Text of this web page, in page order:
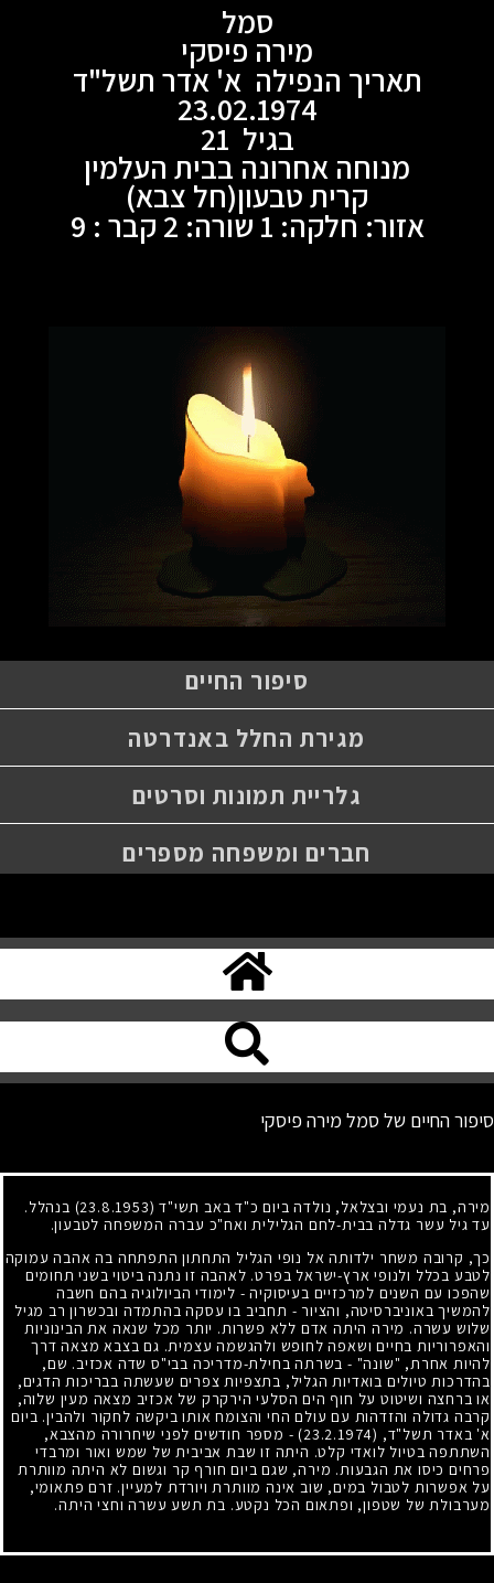
סמל
מירה פיסקי
תאריך הנפילה א' אדר תשל"ד
23.02.1974
בגיל 21
מנוחה אחרונה בבית העלמין
קרית טבעון(חל צבא)
אזור: חלקה: 1 שורה: 2 קבר : 9
סיפור החיים
מגירת החלל באנדרטה
גלריית תמונות וסרטים
חברים ומשפחה מספרים
סיפור החיים של סמל מירה פיסקי
מירה, בת נעמי ובצלאל, נולדה ביום כ"ד באב תשי"ד (23.8.1953)
בנהלל.
עד גיל עשר גדלה בבית-לחם הגלילית ואח"כ עברה המשפחה לטבעון.
כך, קרובה משחר ילדותה אל נופי הגליל התחתון התפתחה בה אהבה עמוקה
לטבע בכלל ולנופי ארץ-ישראל בפרט. לאהבה זו נתנה ביטוי בשני תחומים
שהפכו עם השנים למרכזיים בעיסוקיה - לימודי הביולוגיה בהם חשבה
להמשיך באוניברסיטה, והציור - תחביב בו עסקה בהתמדה ובכשרון רב מגיל
שלוש עשרה. מירה היתה אדם ללא פשרות. יותר מכל שנאה את הבינוניות
והאפרוריות בחיים ושאפה לחופש ולהגשמה עצמית. גם בצבא מצאה דרך
להיות אחרת, "שונה" - בשרתה בחילת-מדריכה בבי"ס שדה אכזיב. שם,
בהדרכות טיולים בואדיות הגליל, בתצפיות צפרים שעשתה בבריכות הדגים,
או ברחצה ושיטוט על חוף הים הסלעי הירקרק של אכזיב מצאה מעין שלוה,
קרבה גדולה והזדהות עם עולם החי והצומח אותו ביקשה לחקור ולהבין. ביום
א' באדר תשל"ד, (23.2.1974)
- מספר חודשים לפני שיחרורה מהצבא,
השתתפה בטיול לואדי קלט. היתה זו שבת אביבית של שמש ואור ומרבדי
פרחים כיסו את הגבעות. מירה, שגם ביום חורף קר וגשום לא היתה מוותרת
על אפשרות לטבול במים, שוב אינה מוותרת ויורדת למעיין. זרם פתאומי,
מערבולת של שטפון, ופתאום הכל נקטע. בת תשע עשרה וחצי היתה.